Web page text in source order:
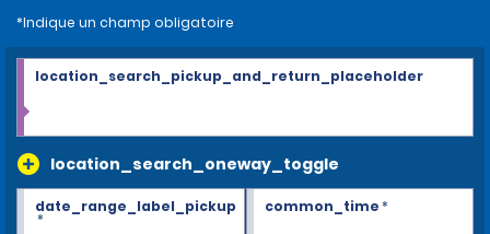
*Indique un champ obligatoire
location_search_oneway_toggle
location_search_pickup_and_return_placeholder
date_range_label_pickup
*
common_time*